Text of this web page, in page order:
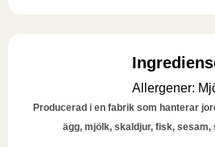
Allergener:
Producerad i en fabrik som hanterar
ägg, mjölk, skaldjur, fisk, sesam,